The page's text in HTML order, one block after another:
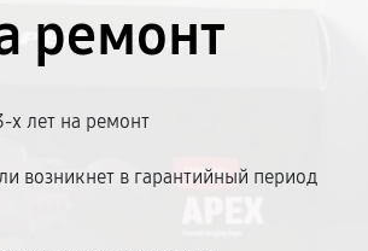
ремонт
х лет на ремонт
возникнет в гарантийный период